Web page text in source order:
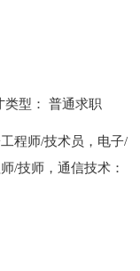
类型： 普通求职
程师/技术员，电子/
/技师，通信技术：